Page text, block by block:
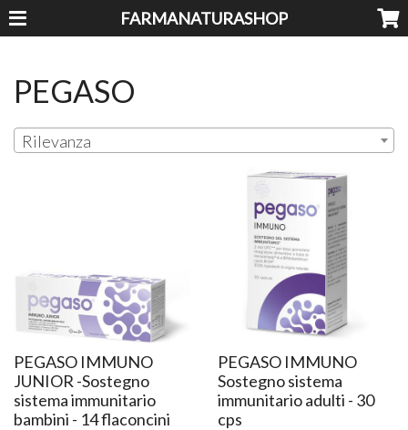
FARMANATURASHOP
PEGASO
Rilevanza
PEGASO IMMUNO
JUNIOR -Sostegno
sistema immunitario
bambini - 14 flaconcini
PEGASO IMMUNO
Sostegno sistema
immunitario adulti - 30
cps